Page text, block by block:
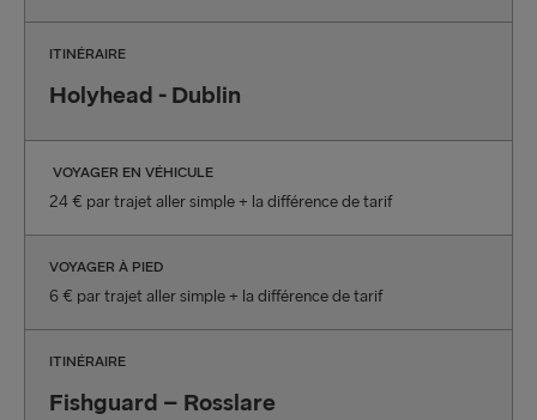
ITINÉRAIRE
Holyhead - Dublin
VOYAGER EN VÉHICULE
24 € par trajet aller simple + la différence de tarif
VOYAGER À PIED
6 € par trajet aller simple + la différence de tarif
ITINÉRAIRE
Fishguard – Rosslare